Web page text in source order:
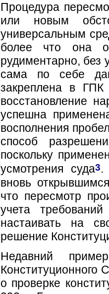
Процедура
или новым
универсальным
более что она
рудиментарно,
сама по себе
закреплена в
восстановление
успешна
восполнения
способ
поскольку
усмотрения суда3.
вновь
что пересмотр
учета
настаивать на
решение
Недавний
Конституционного
о проверке